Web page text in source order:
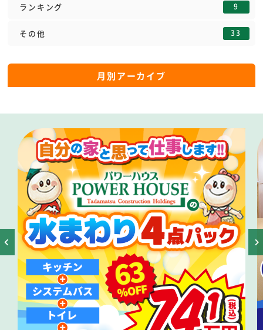
ランキング 9
その他 33
月別アーカイブ